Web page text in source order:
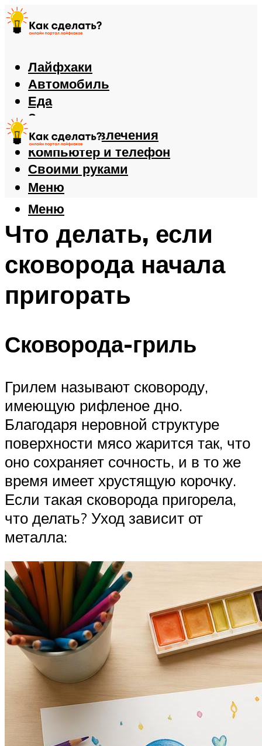
Лайфхаки
Автомобиль
Еда
Здоровье
Игры и развлечения
Компьютер и телефон
Своими руками
Меню
Меню
Что делать, если
сковорода начала
пригорать
Сковорода-гриль
Грилем называют сковороду,
имеющую рифленое дно.
Благодаря неровной структуре
поверхности мясо жарится так, что
оно сохраняет сочность, и в то же
время имеет хрустящую корочку.
Если такая сковорода пригорела,
что делать? Уход зависит от
металла: